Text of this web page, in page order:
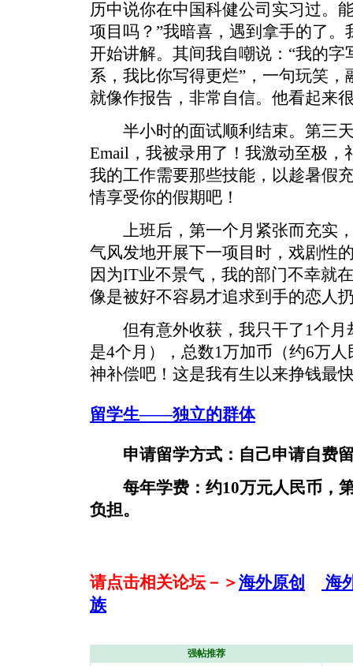
历中说你在中国科健公司实习过。
项目吗？”我暗喜，遇到拿手的了
开始讲解。其间我自嘲说：“我的字
系，我比你写得更烂”，一句玩笑
就像作报告，非常自信。他看起来
半小时的面试顺利结束。第三天
Email，我被录用了！我激动至极，
我的工作需要那些技能，以趁暑假
情享受你的假期吧！
上班后，第一个月紧张而充实，
气风发地开展下一项目时，戏剧性
因为IT业不景气，我的部门不幸就
像是被好不容易才追求到手的恋人
但有意外收获，我只干了1个月
是4个月），总数1万加币（约6万
神补偿吧！这是我有生以来挣钱最
留学生——独立的群体
申请留学方式：自己申请自费
每年学费：约10万元人民币，
负担。
请点击相关论坛－＞海外原创
海
族
强帖推荐